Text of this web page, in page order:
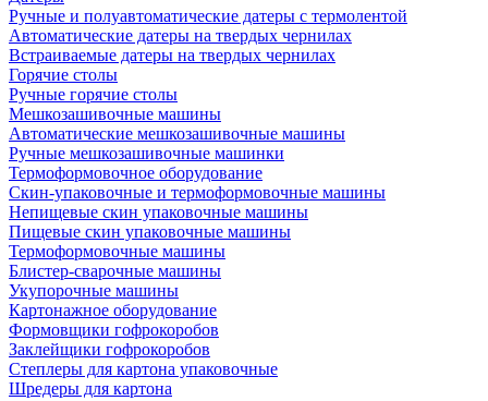
Ручные и полуавтоматические датеры с термолентой
Автоматические датеры на твердых чернилах
Встраиваемые датеры на твердых чернилах
Горячие столы
Ручные горячие столы
Мешкозашивочные машины
Автоматические мешкозашивочные машины
Ручные мешкозашивочные машинки
Термоформовочное оборудование
Скин-упаковочные и термоформовочные машины
Непищевые скин упаковочные машины
Пищевые скин упаковочные машины
Термоформовочные машины
Блистер-сварочные машины
Укупорочные машины
Картонажное оборудование
Формовщики гофрокоробов
Заклейщики гофрокоробов
Степлеры для картона упаковочные
Шредеры для картона